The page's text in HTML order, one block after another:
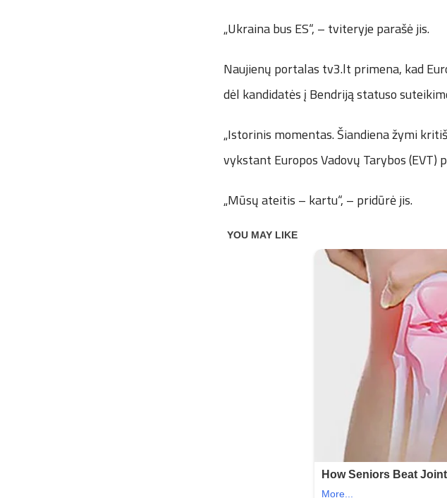
„Ukraina bus ES“, – tviteryje parašė jis.
Naujienų portalas tv3.lt primena, kad
dėl kandidatės į Bendriją statuso
„Istorinis momentas. Šiandiena žymi
vykstant Europos Vadovų Tarybos (EVT)
„Mūsų ateitis – kartu“, – pridūrė jis.